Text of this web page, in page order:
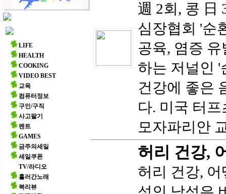
주요 메뉴
LIFE
HEALTH
COOKING
VIDEO BEST
교육
컴퓨터정보
구인/구직
사고팔기
렌트
GAMES
금주의세일
세일쿠폰
TV/라디오
흘러간노래
북리뷰
週 2회, 콩 日
심장협회 '순
공육, 염증
하는 저널인 '
건강에 좋은
다. 미국 터
모자파리안
허리 건강,
허리 건강,